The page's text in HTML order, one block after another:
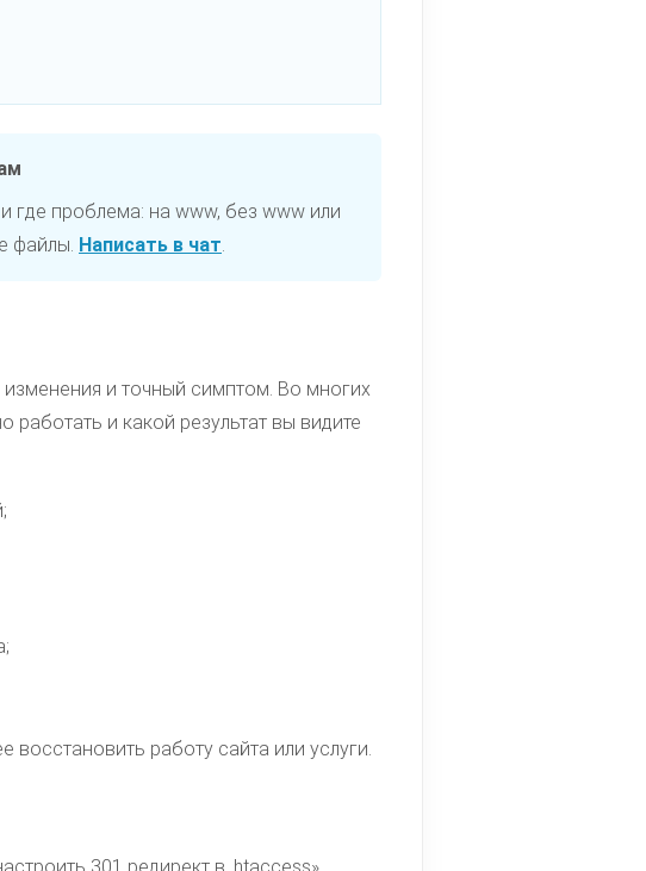
где проблема: на www, без www или
файлы. Написать в чат.
изменения и точный симптом. Во многих
и какой результат вы видите
работу сайта или услуги.